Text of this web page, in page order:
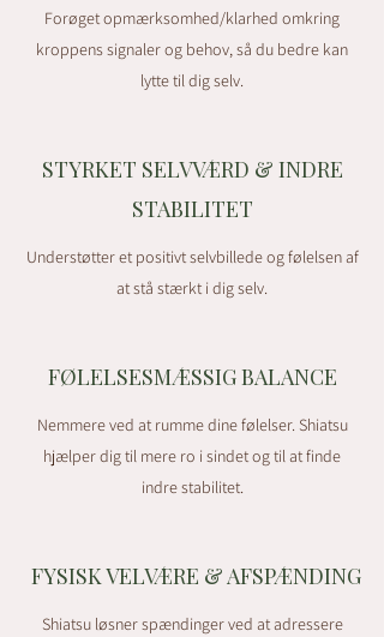
Forøget opmærksomhed/klarhed omkring
kroppens signaler og behov, så du bedre kan
lytte til dig selv.
STYRKET SELVVÆRD & INDRE
STABILITET
Understøtter et positivt selvbillede og følelsen af
at stå stærkt i dig selv.
FØLELSESMÆSSIG BALANCE
Nemmere ved at rumme dine følelser. Shiatsu
hjælper dig til mere ro i sindet og til at finde
indre stabilitet.
FYSISK VELVÆRE & ​AFSPÆNDING
Shiatsu løsner spændinger ved at adressere